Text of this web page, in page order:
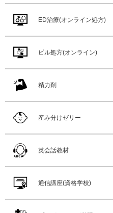
ED治療(オンライン処方)
ピル処方(オンライン)
精力剤
産み分けゼリー
英会話教材
通信講座(資格学校)